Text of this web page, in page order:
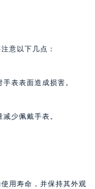
意以下几点：
表表面造成损害。
少佩戴手表。
用寿命，并保持其外观